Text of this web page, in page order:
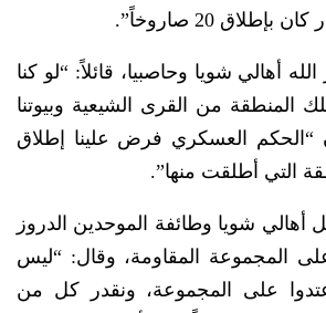
20 صاروخاً”.
أهالي شويا وحاصبيا، قائلاً: “لو كنا
المنطقة من القرى الشيعية وبيوتنا
“الحكم العسكري فرض علينا إطلاق
التي أطلقت منها”.
أهالي شويا وطائفة الموحدين الدروز
المجموعة المقاومة، وقال: “ليس
على المجموعة، ونقدر كل من